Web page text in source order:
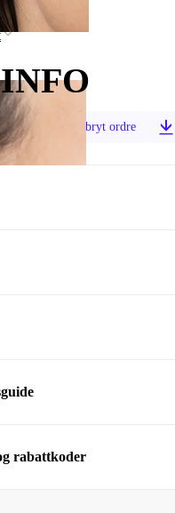
Avbryt ordre
rabattkoder